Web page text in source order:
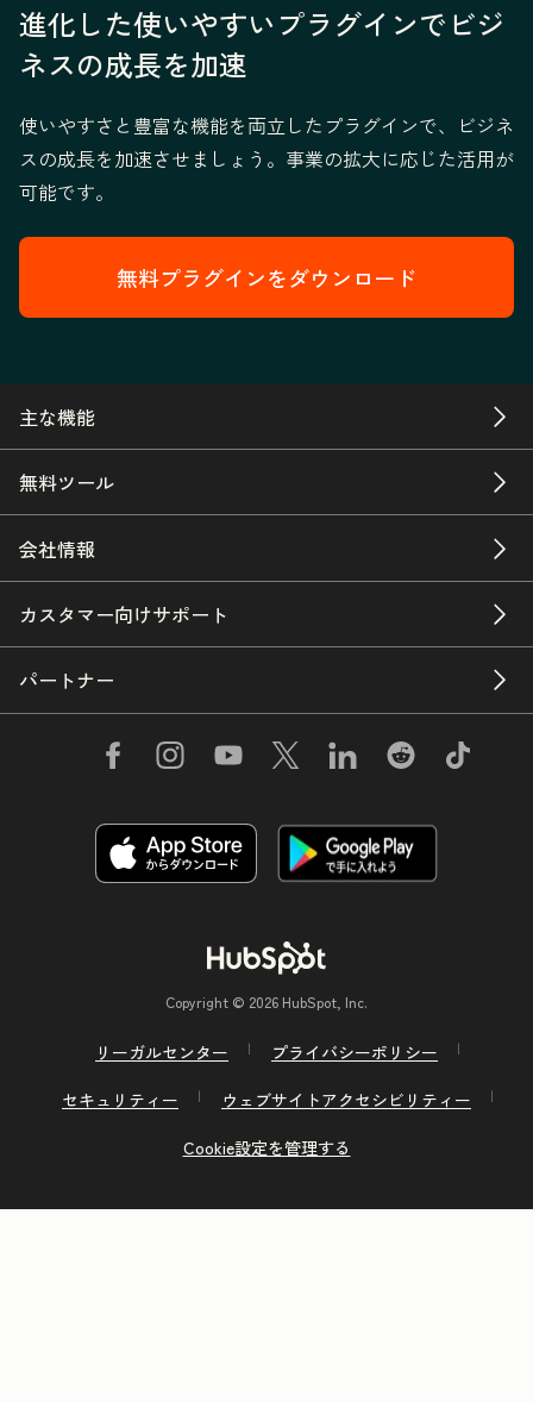
進化した使いやすいプラグインでビジ
ネスの成長を加速
使いやすさと豊富な機能を両立したプラグインで、ビジネ
スの成長を加速させましょう。事業の拡大に応じた活用が
可能です。
無料プラグインをダウンロード
主な機能
無料ツール
会社情報
カスタマー向けサポート
パートナー
Copyright © 2026 HubSpot, Inc.
リーガルセンター
プライバシーポリシー
セキュリティー
ウェブサイトアクセシビリティー
Cookie設定を管理する